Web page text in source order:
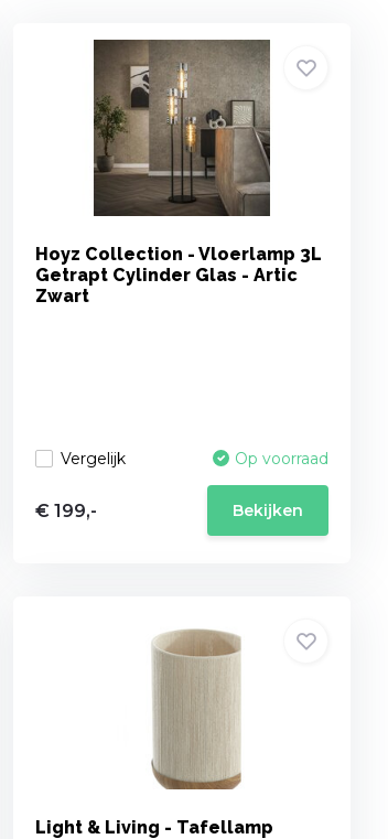
Hoyz Collection - Vloerlamp 3L
Getrapt Cylinder Glas - Artic
Zwart
Vergelijk Op voorraad
€ 199,- Bekijken
Light & Living - Tafellamp